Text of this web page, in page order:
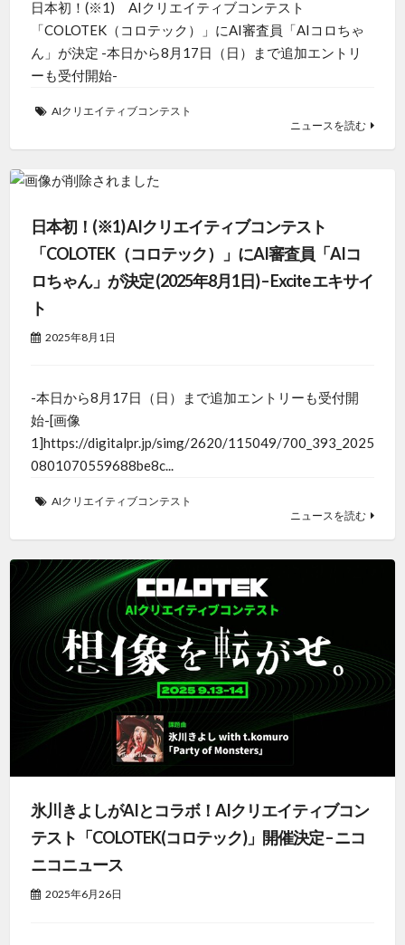
日本初！(※1) AIクリエイティブコンテスト
「COLOTEK（コロテック）」にAI審査員「AIコロちゃ
ん」が決定 -本日から8月17日（日）まで追加エントリ
ーも受付開始-
AIクリエイティブコンテスト
ニュースを読む
日本初！(※1) AIクリエイティブコンテスト
「COLOTEK（コロテック）」にAI審査員「AIコ
ロちゃん」が決定 (2025年8月1日) – Excite エキサイ
ト
2025年8月1日
-本日から8月17日（日）まで追加エントリーも受付開
始-[画像
1]https://digitalpr.jp/simg/2620/115049/700_393_2025
0801070559688be8c...
AIクリエイティブコンテスト
ニュースを読む
氷川きよしがAIとコラボ！AIクリエイティブコン
テスト「COLOTEK(コロテック)」開催決定 – ニコ
ニコニュース
2025年6月26日